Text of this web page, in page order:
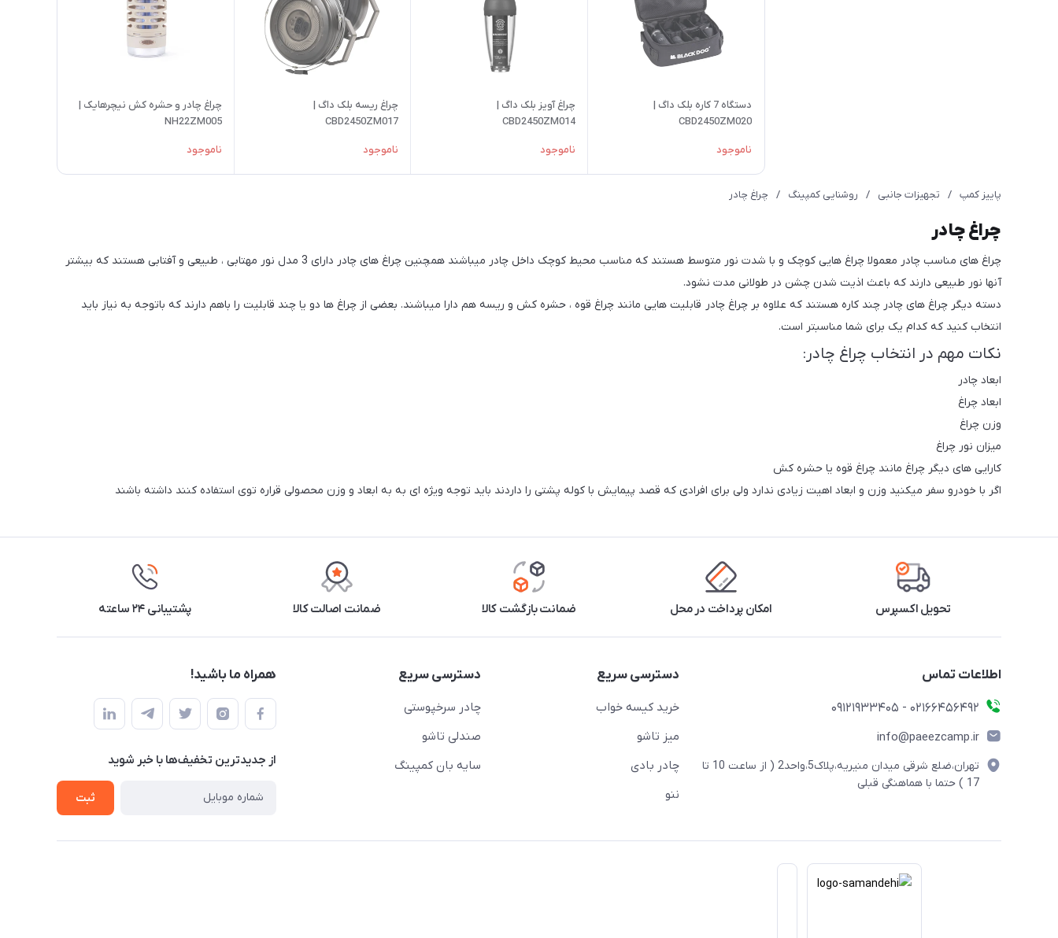
دستگاه 7 کاره بلک داگ |
CBD2450ZM020
ناموجود
چراغ آویز بلک داگ |
CBD2450ZM014
ناموجود
چراغ ریسه بلک داگ |
CBD2450ZM017
ناموجود
چراغ چادر و حشره کش نیچرهایک |
NH22ZM005
ناموجود
پاییز کمپ / تجهیزات جانبی / روشنایی کمپینگ / چراغ چادر
چراغ چادر
چراغ های مناسب چادر معمولا چراغ هایی کوچک و با شدت نور متوسط هستند که مناسب محیط کوچک داخل چادر میباشند همچنین چراغ های چادر دارای 3 مدل نور مهتابی ، طبیعی و آفتابی هستند که بیشتر
آنها نور طبیعی دارند که باعث اذیت شدن چشن در طولانی مدت نشود.
دسته دیگر چراغ های چادر چند کاره هستند که علاوه بر چراغ چادر قابلیت هایی مانند چراغ قوه ، حشره کش و ریسه هم دارا میباشند. بعضی از چراغ ها دو یا چند قابلیت را باهم دارند که باتوجه به نیاز باید
انتخاب کنید که کدام یک برای شما مناسبتر است.
نکات مهم در انتخاب چراغ چادر:
ابعاد چادر
ابعاد چراغ
وزن چراغ
میزان نور چراغ
کارایی های دیگر چراغ مانند چراغ قوه یا حشره کش
اگر با خودرو سفر میکنید وزن و ابعاد اهیت زیادی ندارد ولی برای افرادی که قصد پیمایش با کوله پشتی را داردند باید توجه ویژه ای به به ابعاد و وزن محصولی قراره توی استفاده کنند داشته باشند
تحویل اکسپرس امکان پرداخت در محل ضمانت بازگشت کالا ضمانت اصالت کالا پشتیبانی ۲۴ ساعته
اطلاعات تماس
02166456492 - 09121933405
info@paeezcamp.ir
تهران،ضلع شرقی میدان منیریه،پلاک5،واحد2 ( از ساعت 10 تا
17 ) حتما با هماهنگی قبلی
دسترسی سریع
خرید کیسه خواب
میز تاشو
چادر بادی
ننو
دسترسی سریع
چادر سرخپوستی
صندلی تاشو
سایه بان کمپینگ
همراه ما باشید!
از جدید‌ترین تخفیف‌ها با‌ خبر شوید
ثبت